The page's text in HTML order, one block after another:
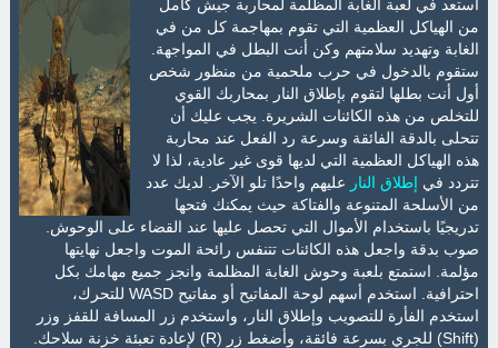
استعد في لعبة الغابة المظلمة لمحاربة جيش كامل
من الهياكل العظمية التي تقوم بمهاجمة كل من في
الغابة وتهديد سلامتهم وكن أنت البطل في المواجهة.
ستقوم بالدخول في حرب ملحمية من منظور شخص
أول أنت بطلها لتقوم بإطلاق النار بمحاربك القوي
للتخلص من هذه الكائنات الشريرة. يجب عليك أن
تتحلى بالدقة الفائقة وسرعة رد الفعل عند محاربة
هذه الهياكل العظمية التي لديها قوى غير عادية، لذا لا
تتردد في إطلاق النار عليهم واحدًا تلو الآخر. لديك عدد
من الأسلحة المتنوعة والفتاكة حيث يمكنك فتحها
تدريجيًا باستخدام الأموال التي تحصل عليها عند القضاء على الوحوش.
صوب بدقة واجعل هذه الكائنات تتنفس رائحة الموت واجعل نهايتها
مؤلمة. استمتع بلعبة وحوش الغابة المظلمة وانجز جميع مهامك بكل
احترافية. استخدم أسهم لوحة المفاتيح أو مفاتيح WASD للتحرك،
استخدم الفأرة للتصويب وإطلاق النار، واستخدم زر المسافة للقفز وزر
(Shift) للجري بسرعة فائقة، وأضغط زر (R) لإعادة تعبئة خزنة سلاحك.